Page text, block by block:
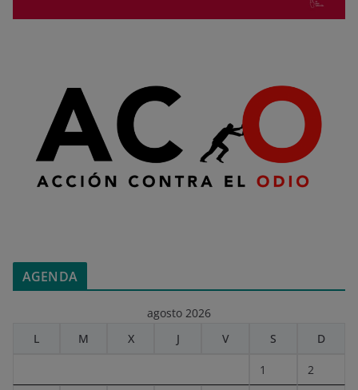
AGENDA
agosto 2026
L
M X J V S D
1 2